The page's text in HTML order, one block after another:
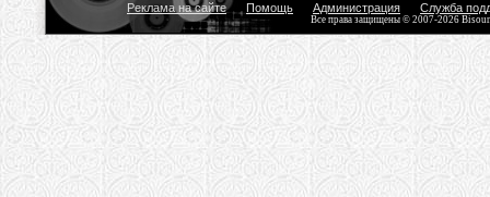
Реклама на сайте Помощь Администрация Служба
Все права защищены © 2007-2026